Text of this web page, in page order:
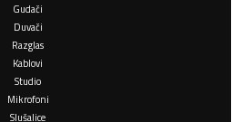
Gudači
Duvači
Razglas
Kablovi
Studio
Mikrofoni
Slušalice